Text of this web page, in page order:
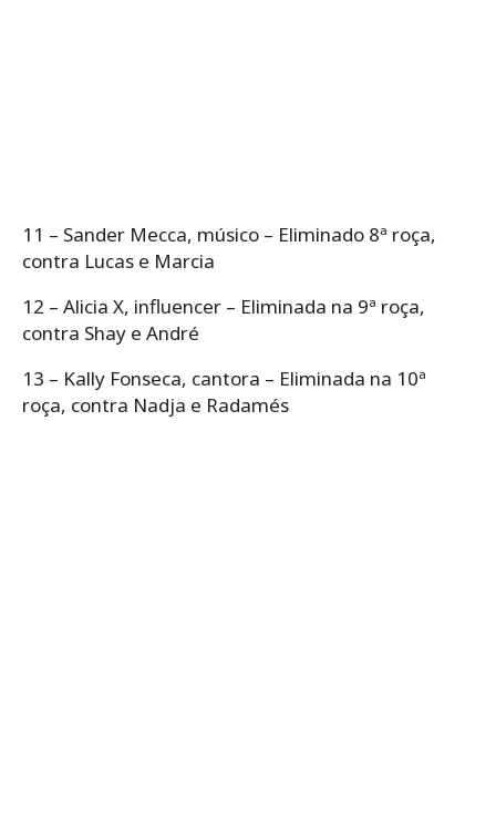
11 – Sander Mecca, músico – Eliminado 8ª roça,
contra Lucas e Marcia
12 – Alicia X, influencer – Eliminada na 9ª roça,
contra Shay e André
13 – Kally Fonseca, cantora – Eliminada na 10ª
roça, contra Nadja e Radamés